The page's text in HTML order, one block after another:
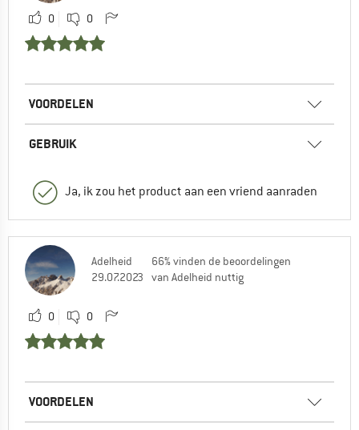
0 0
VOORDELEN
GEBRUIK
Ja, ik zou het product aan een vriend aanraden
Adelheid
29.07.2023
66% vinden de beoordelingen
van Adelheid nuttig
0 0
VOORDELEN